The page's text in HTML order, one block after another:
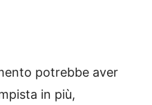
potrebbe aver
in più,